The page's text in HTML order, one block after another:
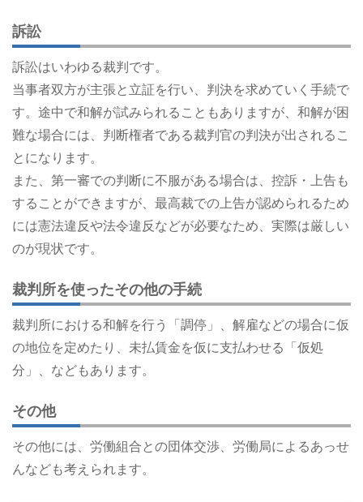
訴訟
訴訟はいわゆる裁判です。
当事者双方が主張と立証を行い、判決を求めていく手続で
す。途中で和解が試みられることもありますが、和解が困
難な場合には、判断権者である裁判官の判決が出されるこ
とになります。
また、第一審での判断に不服がある場合は、控訴・上告も
することができますが、最高裁での上告が認められるため
には憲法違反や法令違反などが必要なため、実際は厳しい
のが現状です。
裁判所を使ったその他の手続
裁判所における和解を行う「調停」、解雇などの場合に仮
の地位を定めたり、未払賃金を仮に支払わせる「仮処
分」、などもあります。
その他
その他には、労働組合との団体交渉、労働局によるあっせ
んなども考えられます。